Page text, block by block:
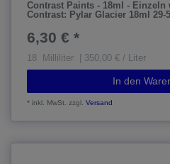
Contrast Paints - 18ml - Einzeln
Contrast: Pylar Glacier 18ml 29-
6,30 € *
18 Milliliter | 350,00 € / Liter
In den
*inkl. MwSt. zzgl.Versand